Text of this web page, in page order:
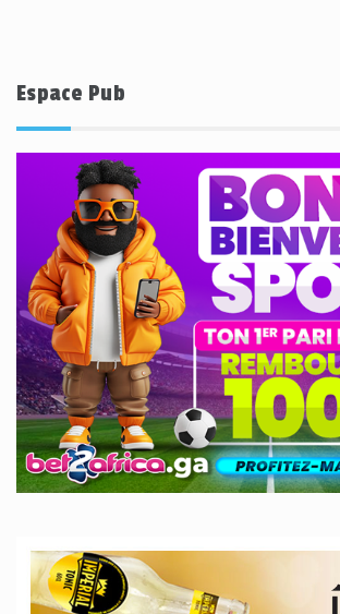
Espace Pub